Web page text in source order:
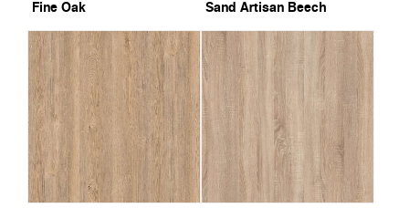
Fine Oak Sand Artisan Beech